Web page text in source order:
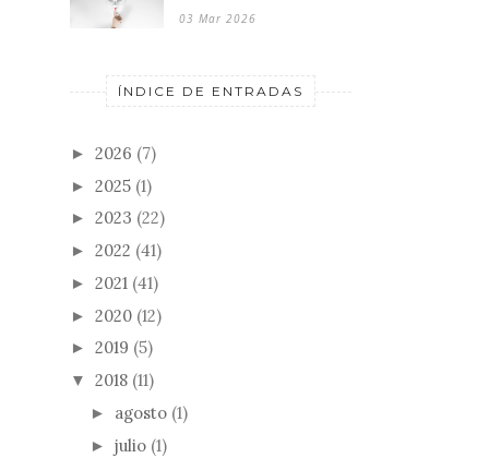
03 Mar 2026
ÍNDICE DE ENTRADAS
► 2026 (7)
► 2025 (1)
► 2023 (22)
► 2022 (41)
► 2021 (41)
► 2020 (12)
► 2019 (5)
▼ 2018 (11)
► agosto (1)
► julio (1)